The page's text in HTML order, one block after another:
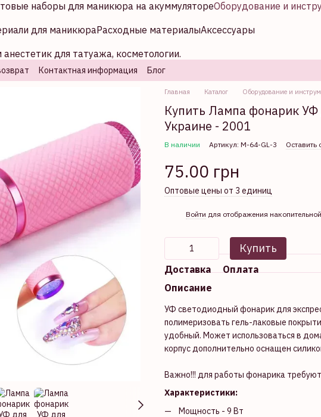
наборы для маникюра на акуммулятореОборудование и
для маникюраРасходные материалыАксессуары
для татуажа, косметологии.
Контактная информация Блог
Главная Каталог Оборудование и
Купить Лампа фонарик УФ
Украине - 2001
В наличии Артикул: М-64-GL-3 Оставить
75.00 грн
Оптовые цены от 3 единиц
Войти для отображения
Купить
Доставка
Оплата
Описание
УФ светодиодный фонарик для
полимеризовать гель-лаковые
удобный. Может использоваться в
корпус дополнительно оснащен
Важно!!! для работы фонарика
Характеристики:
Мощность - 9 Вт